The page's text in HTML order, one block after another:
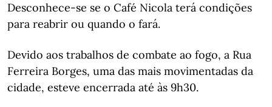
Desconhece-se se o Café Nicola terá condições
para reabrir ou quando o fará.
Devido aos trabalhos de combate ao fogo, a Rua
Ferreira Borges, uma das mais movimentadas da
cidade, esteve encerrada até às 9h30.